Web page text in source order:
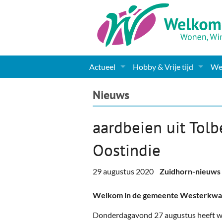
Actueel
Nieuws
Gemeente informatie
Dorpen
Woningaanbod
Columns & Redactioneel
Foto-pagina
Hobby & Vrije tijd
Kunst
Muziek
Podia & Dorpshuizen
Nieuws
aardbeien uit
Oostindie
29 augustus 2020 Zuidhorn-nieuws
Welkom in de gemeente
Donderdagavond 27 augustus heeft